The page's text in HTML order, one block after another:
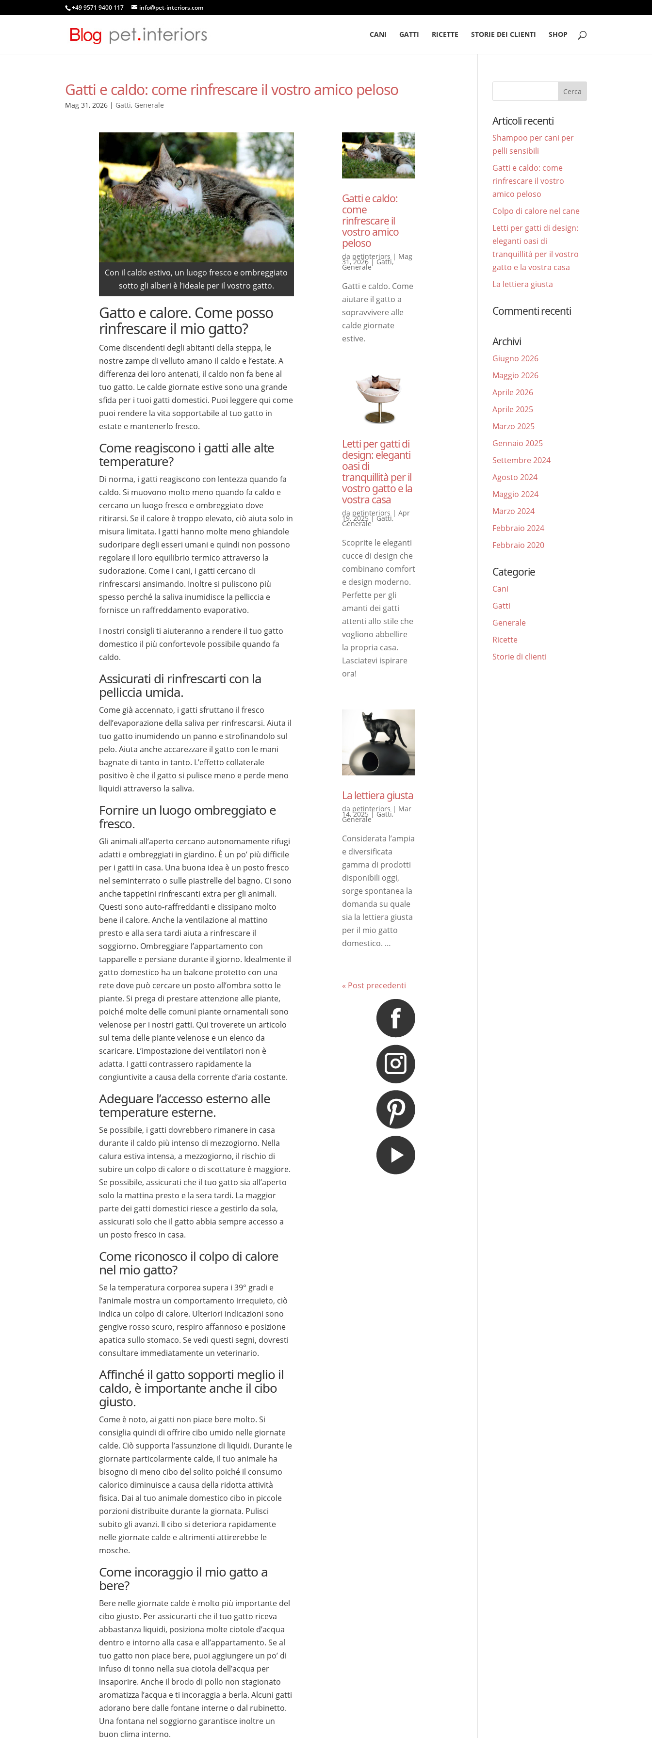
+49 9571 9400 117 info@pet-interiors.com
CANI GATTI RICETTE STORIE DEI CLIENTI SHOP
Gatti e caldo: come rinfrescare il vostro amico peloso
Mag 31, 2026 | Gatti, Generale
Con il caldo estivo, un luogo fresco e ombreggiato
sotto gli alberi è l’ideale per il vostro gatto.
Gatto e calore. Come posso
rinfrescare il mio gatto?
Come discendenti degli abitanti della steppa, le
nostre zampe di velluto amano il caldo e l’estate. A
differenza dei loro antenati, il caldo non fa bene al
tuo gatto. Le calde giornate estive sono una grande
sfida per i tuoi gatti domestici. Puoi leggere qui come
puoi rendere la vita sopportabile al tuo gatto in
estate e mantenerlo fresco.
Come reagiscono i gatti alle alte
temperature?
Di norma, i gatti reagiscono con lentezza quando fa
caldo. Si muovono molto meno quando fa caldo e
cercano un luogo fresco e ombreggiato dove
ritirarsi. Se il calore è troppo elevato, ciò aiuta solo in
misura limitata. I gatti hanno molte meno ghiandole
sudoripare degli esseri umani e quindi non possono
regolare il loro equilibrio termico attraverso la
sudorazione. Come i cani, i gatti cercano di
rinfrescarsi ansimando. Inoltre si puliscono più
spesso perché la saliva inumidisce la pelliccia e
fornisce un raffreddamento evaporativo.
I nostri consigli ti aiuteranno a rendere il tuo gatto
domestico il più confortevole possibile quando fa
caldo.
Assicurati di rinfrescarti con la
pelliccia umida.
Come già accennato, i gatti sfruttano il fresco
dell’evaporazione della saliva per rinfrescarsi. Aiuta il
tuo gatto inumidendo un panno e strofinandolo sul
pelo. Aiuta anche accarezzare il gatto con le mani
bagnate di tanto in tanto. L’effetto collaterale
positivo è che il gatto si pulisce meno e perde meno
liquidi attraverso la saliva.
Fornire un luogo ombreggiato e
fresco.
Gli animali all’aperto cercano autonomamente rifugi
adatti e ombreggiati in giardino. È un po’ più difficile
per i gatti in casa. Una buona idea è un posto fresco
nel seminterrato o sulle piastrelle del bagno. Ci sono
anche tappetini rinfrescanti extra per gli animali.
Questi sono auto-raffreddanti e dissipano molto
bene il calore. Anche la ventilazione al mattino
presto e alla sera tardi aiuta a rinfrescare il
soggiorno. Ombreggiare l’appartamento con
tapparelle e persiane durante il giorno. Idealmente il
gatto domestico ha un balcone protetto con una
rete dove può cercare un posto all’ombra sotto le
piante. Si prega di prestare attenzione alle piante,
poiché molte delle comuni piante ornamentali sono
velenose per i nostri gatti. Qui troverete un articolo
sul tema delle piante velenose e un elenco da
scaricare. L’impostazione dei ventilatori non è
adatta. I gatti contrassero rapidamente la
congiuntivite a causa della corrente d’aria costante.
Adeguare l’accesso esterno alle
temperature esterne.
Se possibile, i gatti dovrebbero rimanere in casa
durante il caldo più intenso di mezzogiorno. Nella
calura estiva intensa, a mezzogiorno, il rischio di
subire un colpo di calore o di scottature è maggiore.
Se possibile, assicurati che il tuo gatto sia all’aperto
solo la mattina presto e la sera tardi. La maggior
parte dei gatti domestici riesce a gestirlo da sola,
assicurati solo che il gatto abbia sempre accesso a
un posto fresco in casa.
Come riconosco il colpo di calore
nel mio gatto?
Se la temperatura corporea supera i 39° gradi e
l’animale mostra un comportamento irrequieto, ciò
indica un colpo di calore. Ulteriori indicazioni sono
gengive rosso scuro, respiro affannoso e posizione
apatica sullo stomaco. Se vedi questi segni, dovresti
consultare immediatamente un veterinario.
Affinché il gatto sopporti meglio il
caldo, è importante anche il cibo
giusto.
Come è noto, ai gatti non piace bere molto. Si
consiglia quindi di offrire cibo umido nelle giornate
calde. Ciò supporta l’assunzione di liquidi. Durante le
giornate particolarmente calde, il tuo animale ha
bisogno di meno cibo del solito poiché il consumo
calorico diminuisce a causa della ridotta attività
fisica. Dai al tuo animale domestico cibo in piccole
porzioni distribuite durante la giornata. Pulisci
subito gli avanzi. Il cibo si deteriora rapidamente
nelle giornate calde e altrimenti attirerebbe le
mosche.
Come incoraggio il mio gatto a
bere?
Bere nelle giornate calde è molto più importante del
cibo giusto. Per assicurarti che il tuo gatto riceva
abbastanza liquidi, posiziona molte ciotole d’acqua
dentro e intorno alla casa e all’appartamento. Se al
tuo gatto non piace bere, puoi aggiungere un po’ di
infuso di tonno nella sua ciotola dell’acqua per
insaporire. Anche il brodo di pollo non stagionato
aromatizza l’acqua e ti incoraggia a berla. Alcuni gatti
adorano bere dalle fontane interne o dal rubinetto.
Una fontana nel soggiorno garantisce inoltre un
buon clima interno.
Gatti e caldo:
come
rinfrescare il
vostro amico
peloso
da petinteriors | Mag
31, 2026|Gatti,
Generale
Gatti e caldo. Come
aiutare il gatto a
sopravvivere alle
calde giornate
estive.
Letti per gatti di
design: eleganti
oasi di
tranquillità per il
vostro gatto e la
vostra casa
da petinteriors |Apr
19, 2025|Gatti,
Generale
Scoprite le eleganti
cucce di design che
combinano comfort
e design moderno.
Perfette per gli
amanti dei gatti
attenti allo stile che
vogliono abbellire
la propria casa.
Lasciatevi ispirare
ora!
La lettiera giusta
da petinteriors | Mar
14, 2025|Gatti,
Generale
Considerata l’ampia
e diversificata
gamma di prodotti
disponibili oggi,
sorge spontanea la
domanda su quale
sia la lettiera giusta
per il mio gatto
domestico. …
« Post precedenti
Articoli recenti
Shampoo per cani per
pelli sensibili
Gatti e caldo: come
rinfrescare il vostro
amico peloso
Colpo di calore nel cane
Letti per gatti di design:
eleganti oasi di
tranquillità per il vostro
gatto e la vostra casa
La lettiera giusta
Commenti recenti
Archivi
Giugno 2026
Maggio 2026
Aprile 2026
Aprile 2025
Marzo 2025
Gennaio 2025
Settembre 2024
Agosto 2024
Maggio 2024
Marzo 2024
Febbraio 2024
Febbraio 2020
Categorie
Cani
Gatti
Generale
Ricette
Storie di clienti